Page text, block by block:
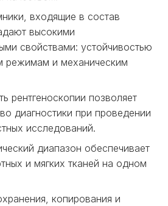
входящие в состав
высокими
свойствами: устойчивостью
режимам и механическим
рентгеноскопии позволяет
диагностики при проведении
исследований.
диапазон обеспечивает
и мягких тканей на одном
копирования и